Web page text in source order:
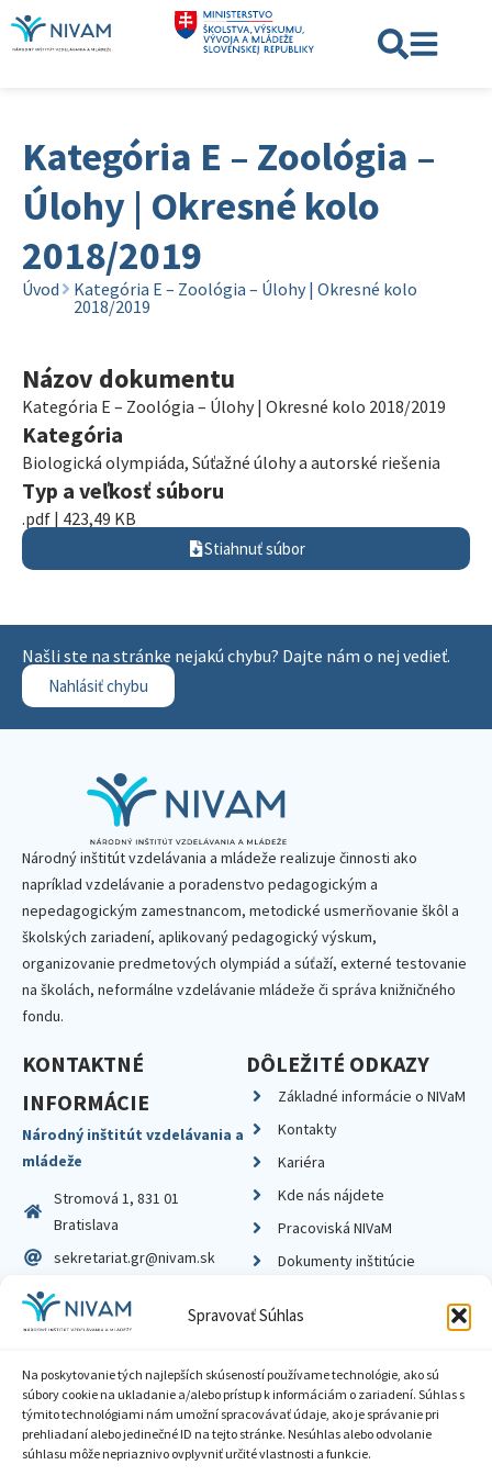
Spravovať Súhlas
Na poskytovanie tých najlepších skúseností používame technológie, ako sú
súbory cookie na ukladanie a/alebo prístup k informáciám o zariadení. Súhlas s
týmito technológiami nám umožní spracovávať údaje, ako je správanie pri
prehliadaní alebo jedinečné ID na tejto stránke. Nesúhlas alebo odvolanie
súhlasu môže nepriaznivo ovplyvniť určité vlastnosti a funkcie.
Kategória E – Zoológia –
Úlohy | Okresné kolo
2018/2019
Úvod
Kategória E – Zoológia – Úlohy | Okresné kolo
2018/2019
Názov dokumentu
Kategória E – Zoológia – Úlohy | Okresné kolo 2018/2019
Kategória
Biologická olympiáda, Súťažné úlohy a autorské riešenia
Typ a veľkosť súboru
.pdf | 423,49 KB
Stiahnuť súbor
Našli ste na stránke nejakú chybu? Dajte nám o nej vedieť.
Nahlásiť chybu
Národný inštitút vzdelávania a mládeže realizuje činnosti ako
napríklad vzdelávanie a poradenstvo pedagogickým a
nepedagogickým zamestnancom, metodické usmerňovanie škôl a
školských zariadení, aplikovaný pedagogický výskum,
organizovanie predmetových olympiád a súťaží, externé testovanie
na školách, neformálne vzdelávanie mládeže či správa knižničného
fondu.
KONTAKTNÉ
INFORMÁCIE
Národný inštitút vzdelávania a
mládeže
Stromová 1, 831 01
Bratislava
sekretariat.gr@nivam.sk
IČO: 00164348
DIČ: 2020798714
DÔLEŽITÉ ODKAZY
Základné informácie o NIVaM
Kontakty
Kariéra
Kde nás nájdete
Pracoviská NIVaM
Dokumenty inštitúcie
Zásady ochrany súkromia